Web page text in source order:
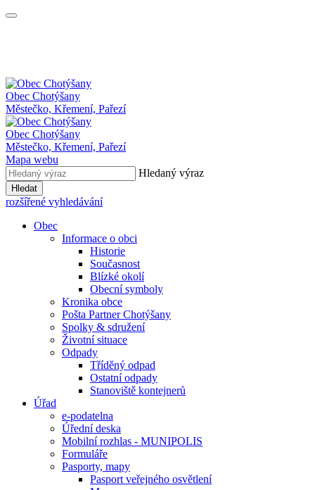
Obec Chotýšany
Městečko, Křemení, Pařezí
Obec Chotýšany
Městečko, Křemení, Pařezí
Mapa webu
Hledaný výraz
Hledat
rozšířené vyhledávání
Obec
Informace o obci
Historie
Současnost
Blízké okolí
Obecní symboly
Kronika obce
Pošta Partner Chotýšany
Spolky & sdružení
Životní situace
Odpady
Tříděný odpad
Ostatní odpady
Stanoviště kontejnerů
Úřad
e-podatelna
Úřední deska
Mobilní rozhlas - MUNIPOLIS
Formuláře
Pasporty, mapy
Pasport veřejného osvětlení